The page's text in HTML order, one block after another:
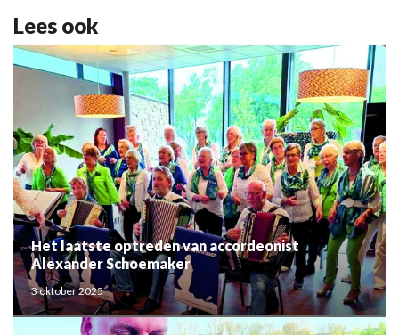
Lees ook
Het laatste optreden van accordeonist
Alexander Schoemaker
3 oktober 2025